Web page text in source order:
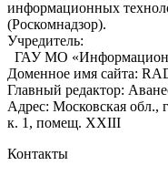
информационных
(Роскомнадзор).
Учредитель:
ГАУ МО
Доменное имя сайта:
Главный редактор:
Адрес: Московская обл.,
к. 1, помещ. XXIII
Контакты